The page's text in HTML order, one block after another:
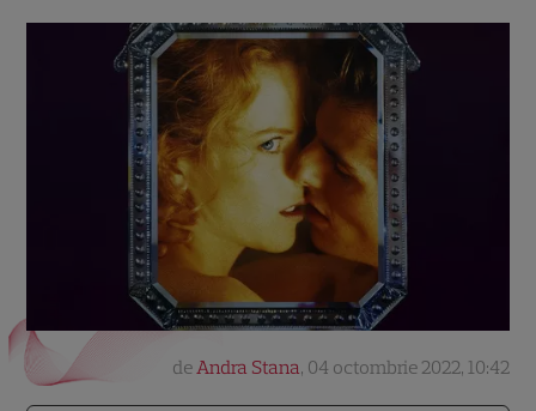
deAndra Stana, 04 octombrie 2022, 10:42